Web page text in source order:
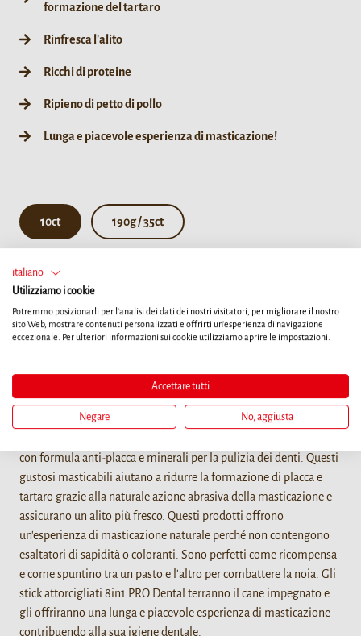
formazione del tartaro
Rinfresca l'alito
Ricchi di proteine
Ripieno di petto di pollo
Lunga e piacevole esperienza di masticazione!
10ct 190g / 35ct
Dettagli
Gli stick attorcigliati 8in1 PRO Dental permettono di combinare il
piacere della masticazione con la cura dei denti! Sono realizzati
con formula anti-placca e minerali per la pulizia dei denti. Questi
gustosi masticabili aiutano a ridurre la formazione di placca e
tartaro grazie alla naturale azione abrasiva della masticazione e
assicurano un alito più fresco. Questi prodotti offrono
un'esperienza di masticazione naturale perché non contengono
esaltatori di sapidità o coloranti. Sono perfetti come ricompensa
e come spuntino tra un pasto e l'altro per combattere la noia. Gli
stick attorcigliati 8in1 PRO Dental terranno il cane impegnato e
gli offriranno una lunga e piacevole esperienza di masticazione
contribuendo alla sua igiene dentale.
italiano
Utilizziamo i cookie
Potremmo posizionarli per l'analisi dei dati dei nostri visitatori, per migliorare il nostro
sito Web, mostrare contenuti personalizzati e offrirti un'esperienza di navigazione
eccezionale. Per ulteriori informazioni sui cookie utilizziamo aprire le impostazioni.
Accettare tutti
Negare No, aggiusta